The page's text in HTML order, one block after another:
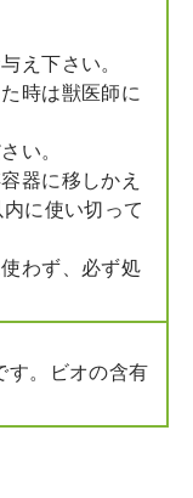
え下さい。
時は獣医師に
い。
器に移しかえ
に使い切って
わず、必ず処
す。ビオの含有